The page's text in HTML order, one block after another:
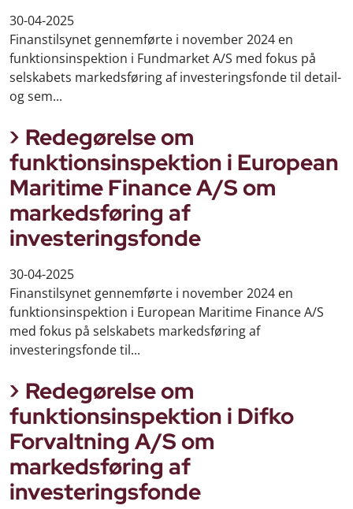
30-04-2025
Finanstilsynet gennemførte i november 2024 en
funktionsinspektion i Fundmarket A/S med fokus på
selskabets markedsføring af investeringsfonde til detail-
og sem...
Redegørelse om
funktionsinspektion i European
Maritime Finance A/S om
markedsføring af
investeringsfonde
30-04-2025
Finanstilsynet gennemførte i november 2024 en
funktionsinspektion i European Maritime Finance A/S
med fokus på selskabets markedsføring af
investeringsfonde til...
Redegørelse om
funktionsinspektion i Difko
Forvaltning A/S om
markedsføring af
investeringsfonde